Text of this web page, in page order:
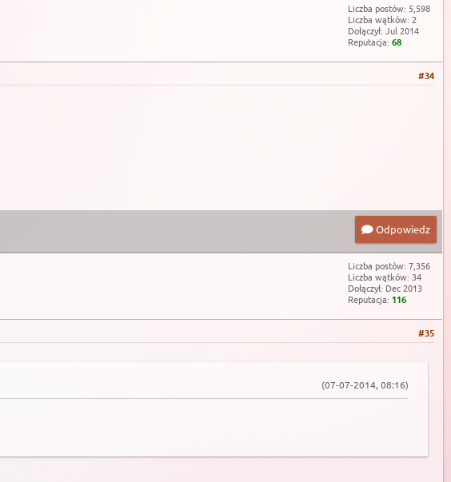
Liczba postów: 5,598
Liczba wątków: 2
Dołączył: Jul 2014
Reputacja: 68
#34
Odpowiedz
Liczba postów: 7,356
Liczba wątków: 34
Dołączył: Dec 2013
Reputacja: 116
#35
(07-07-2014, 08:16)